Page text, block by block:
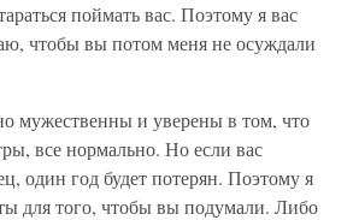
поймать вас. Поэтому я вас
чтобы вы потом меня не осуждали
мужественны и уверены в том, что
все нормально. Но если вас
один год будет потерян. Поэтому я
для того, чтобы вы подумали. Либо